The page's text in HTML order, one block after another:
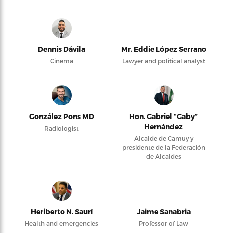
Dennis Dávila
Cinema
Mr. Eddie López Serrano
Lawyer and political analyst
González Pons MD
Radiologist
Hon. Gabriel “Gaby”
Hernández
Alcalde de Camuy y
presidente de la Federación
de Alcaldes
Heriberto N. Saurí
Health and emergencies
Jaime Sanabria
Professor of Law